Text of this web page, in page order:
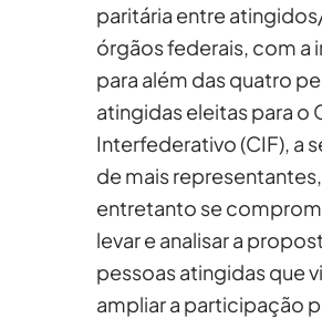
paritária entre
órgãos federais, com a
para além das quatro
atingidas eleitas para o
Interfederativo (CIF), a
de mais representantes,
entretanto se
levar e analisar a
pessoas atingidas que
ampliar a participação